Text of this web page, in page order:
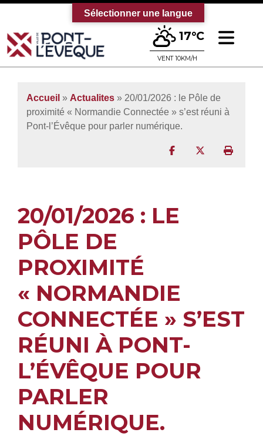
Bienvenue sur le site officiel de la
17°C
VENT 10KM/H
Accueil » Actualites » 20/01/2026 : le Pôle de
proximité « Normandie Connectée » s’est réuni à
Pont-l’Évêque pour parler numérique.
Partager surPartager sur
20/01/2026 : LE
PÔLE DE
PROXIMITÉ
« NORMANDIE
CONNECTÉE » S’EST
RÉUNI À PONT-
L’ÉVÊQUE POUR
PARLER
NUMÉRIQUE.
Sélectionner une langue